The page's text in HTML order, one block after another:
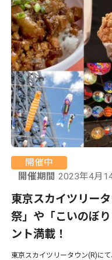
開催中
開催期間 2023年4月
東京スカイツリー
祭」や「こいのぼ
ント満載！
東京スカイツリータウン(R)に